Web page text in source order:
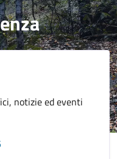
notizie ed eventi